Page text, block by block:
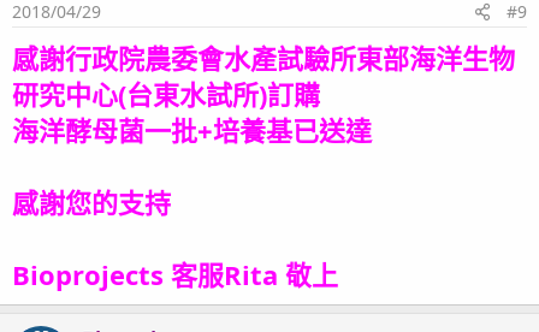
2018/04/29 #9
感謝行政院農委會水產試驗所東部海洋生物
研究中心(台東水試所)訂購
海洋酵母菌一批+培養基已送達
感謝您的支持
Bioprojects 客服Rita 敬上